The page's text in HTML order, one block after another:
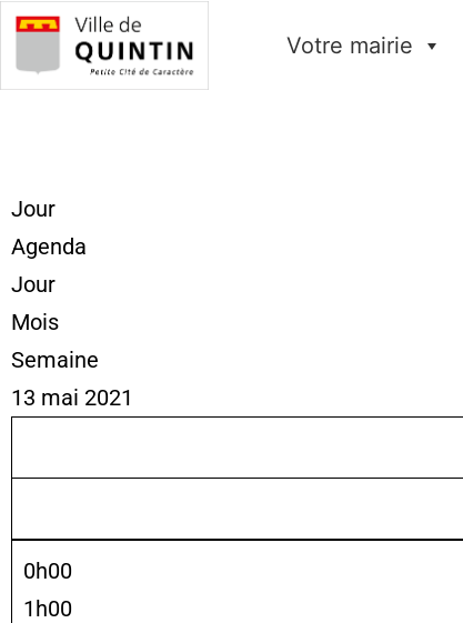
Votre mairie
Jour
Agenda
Jour
Mois
Semaine
13 mai 2021
0h00
1h00